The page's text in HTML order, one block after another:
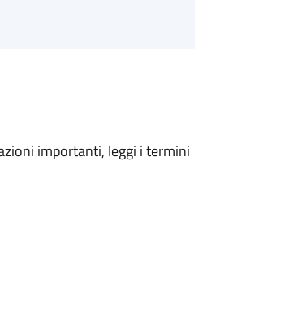
importanti, leggi i termini